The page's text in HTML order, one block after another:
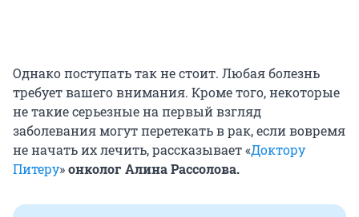
Однако поступать так не стоит. Любая болезнь
требует вашего внимания. Кроме того, некоторые
не такие серьезные на первый взгляд
заболевания могут перетекать в рак, если вовремя
не начать их лечить, рассказывает «Доктору
Питеру»онколог Алина Рассолова.